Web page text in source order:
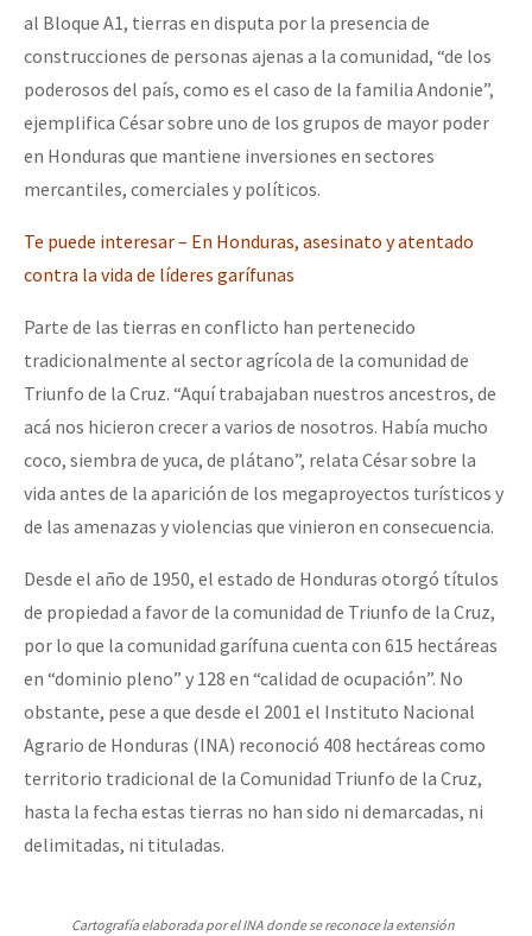
al Bloque A1, tierras en disputa por la presencia de
construcciones de personas ajenas a la comunidad, “de los
poderosos del país, como es el caso de la familia Andonie”,
ejemplifica César sobre uno de los grupos de mayor poder
en Honduras que mantiene inversiones en sectores
mercantiles, comerciales y políticos.
Te puede interesar – En Honduras, asesinato y atentado
contra la vida de líderes garífunas
Parte de las tierras en conflicto han pertenecido
tradicionalmente al sector agrícola de la comunidad de
Triunfo de la Cruz. “Aquí trabajaban nuestros ancestros, de
acá nos hicieron crecer a varios de nosotros. Había mucho
coco, siembra de yuca, de plátano”, relata César sobre la
vida antes de la aparición de los megaproyectos turísticos y
de las amenazas y violencias que vinieron en consecuencia.
Desde el año de 1950, el estado de Honduras otorgó títulos
de propiedad a favor de la comunidad de Triunfo de la Cruz,
por lo que la comunidad garífuna cuenta con 615 hectáreas
en “dominio pleno” y 128 en “calidad de ocupación”. No
obstante, pese a que desde el 2001 el Instituto Nacional
Agrario de Honduras (INA) reconoció 408 hectáreas como
territorio tradicional de la Comunidad Triunfo de la Cruz,
hasta la fecha estas tierras no han sido ni demarcadas, ni
delimitadas, ni tituladas.
Cartografía elaborada por el INA donde se reconoce la extensión